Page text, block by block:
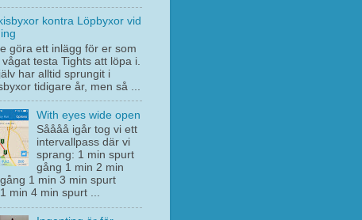
kontra Löpbyxor vid
göra ett inlägg för er som
testa Tights att löpa i.
har alltid sprungit i
tidigare år, men så ...
With eyes wide open
Såååå igår tog vi ett
intervallpass där vi
sprang: 1 min spurt
gång 1 min 2 min
1 min 3 min spurt
min 4 min spurt ...